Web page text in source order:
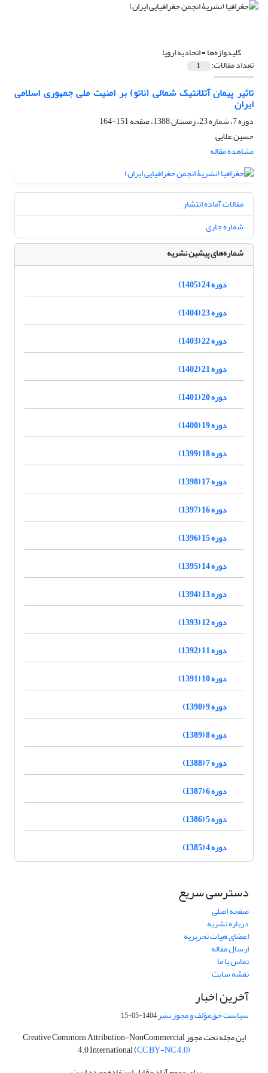
کلیدواژه‌ها =اتحادیه اروپا
تعداد مقالات: 1
تاثیر پیمان آتلانتیک شمالی (ناتو) بر امنیت ملی جمهوری اسلامی
ایران
دوره 7، شماره 23، زمستان 1388، صفحه
151-164
حسین علایی
مشاهده مقاله
مقالات آماده انتشار
شماره جاری
شماره‌های پیشین نشریه
دوره 24 (1405)
دوره 23 (1404)
دوره 22 (1403)
دوره 21 (1402)
دوره 20 (1401)
دوره 19 (1400)
دوره 18 (1399)
دوره 17 (1398)
دوره 16 (1397)
دوره 15 (1396)
دوره 14 (1395)
دوره 13 (1394)
دوره 12 (1393)
دوره 11 (1392)
دوره 10 (1391)
دوره 9 (1390)
دوره 8 (1389)
دوره 7 (1388)
دوره 6 (1387)
دوره 5 (1386)
دوره 4 (1385)
دسترسی سریع
صفحه اصلی
درباره نشریه
اعضای هیات تحریریه
ارسال مقاله
تماس با ما
نقشه سایت
آخرین اخبار
سیاست حق‌مؤلف و مجوز نشر1404-05-15
این مجله تحت مجوز Creative Commons Attribution-NonCommercial
4.0 International (CC BY-NC 4.0)